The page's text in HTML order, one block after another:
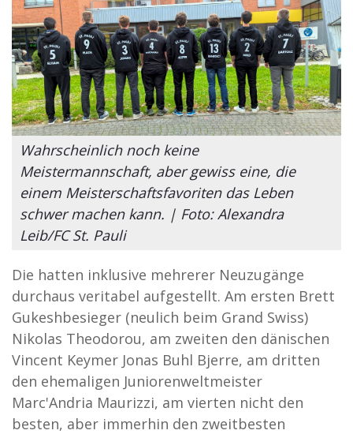
Wahrscheinlich noch keine
Meistermannschaft, aber gewiss eine, die
einem Meisterschaftsfavoriten das Leben
schwer machen kann. | Foto: Alexandra
Leib/FC St. Pauli
Die hatten inklusive mehrerer Neuzugänge
durchaus veritabel aufgestellt. Am ersten Brett
Gukeshbesieger (neulich beim Grand Swiss)
Nikolas Theodorou, am zweiten den dänischen
Vincent Keymer Jonas Buhl Bjerre, am dritten
den ehemaligen Juniorenweltmeister
Marc'Andria Maurizzi, am vierten nicht den
besten, aber immerhin den zweitbesten